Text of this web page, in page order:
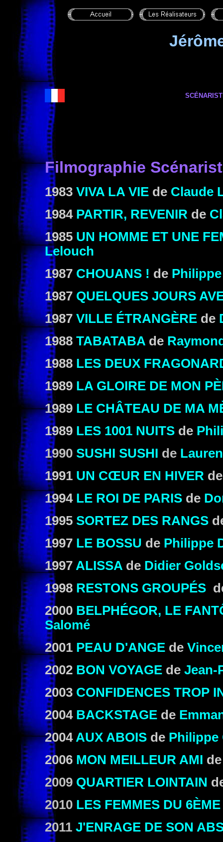
Filmographie
1983 VIVA LA VIE de Claude
1984 PARTIR, REVENIR de
1985 UN HOMME ET UNE
Lelouch
1987 CHOUANS ! de
1987 QUELQUES JOURS
1987 VILLE ÉTRANGÈRE de
1988 TABATABA de
1988 LES DEUX
1989 LA GLOIRE DE MON
1989 LE CHÂTEAU DE MA
1989 LES 1001 NUITS de
1990 SUSHI SUSHI de
1991 UN CŒUR EN HIVER
1994 LE ROI DE PARIS de
1995 SORTEZ DES RANGS
1997 LE BOSSU de Philippe
1997 ALISSA de Didier
1998 RESTONS GROUPÉS
2000 BELPHÉGOR, LE
Salomé
2001 PEAU D'ANGE de
2002 BON VOYAGE de Jean-
2003 CONFIDENCES TROP
2004 BACKSTAGE de
2004 AUX ABOIS de Philippe
2006 MON MEILLEUR AMI
2009 QUARTIER LOINTAIN
2010 LES FEMMES DU
2011 J'ENRAGE DE SON